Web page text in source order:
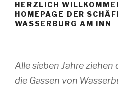
HERZLICH
HOMEPAGE DER
WASSERBURG AM INN
Alle sieben Jahre
die Gassen von